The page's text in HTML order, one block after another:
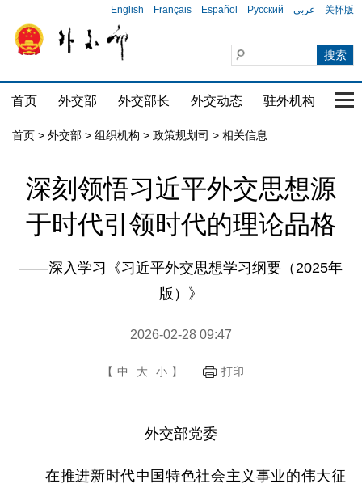
English Français Español Русский عربي 关怀版
首页 外交部 外交部长 外交动态 驻外机构 国
首页 > 外交部 > 组织机构 > 政策规划司 > 相关信息
深刻领悟习近平外交思想源
于时代引领时代的理论品格
——深入学习《习近平外交思想学习纲要（2025年
版）》
2026-02-28 09:47
【 中 大 小 】 打印
外交部党委
在推进新时代中国特色社会主义事业的伟大征